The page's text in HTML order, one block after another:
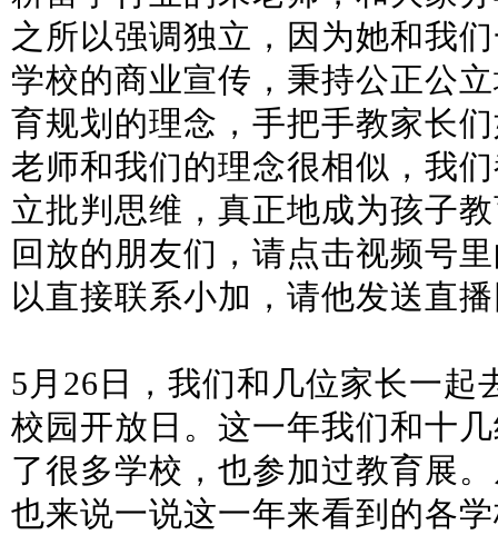
之所以强调独立，因为她和我
学校的商业宣传，秉持公正公
育规划的理念，手把手教家长
老师和我们的理念很相似，我
立批判思维，真正地成为孩子
回放的朋友们，请点击视频号
以直接联系小加，请他发送直
5月26日，我们和几位家长一起
校园开放日。这一年我们和十
了很多学校，也参加过教育展
也来说一说这一年来看到的各